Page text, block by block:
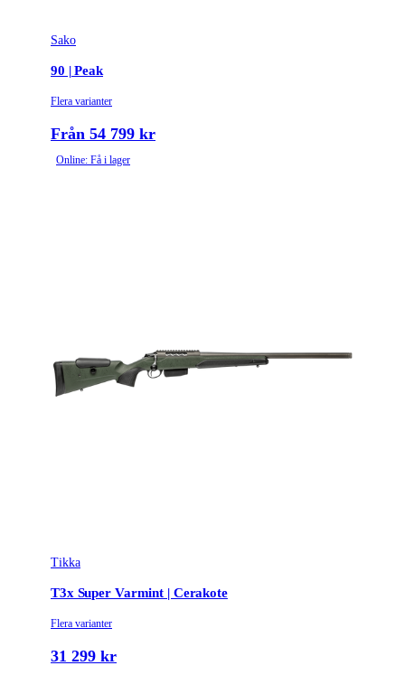
Sako
90 | Peak
Flera varianter
Från 54 799 kr
Online: Få i lager
Tikka
T3x Super Varmint | Cerakote
Flera varianter
31 299 kr